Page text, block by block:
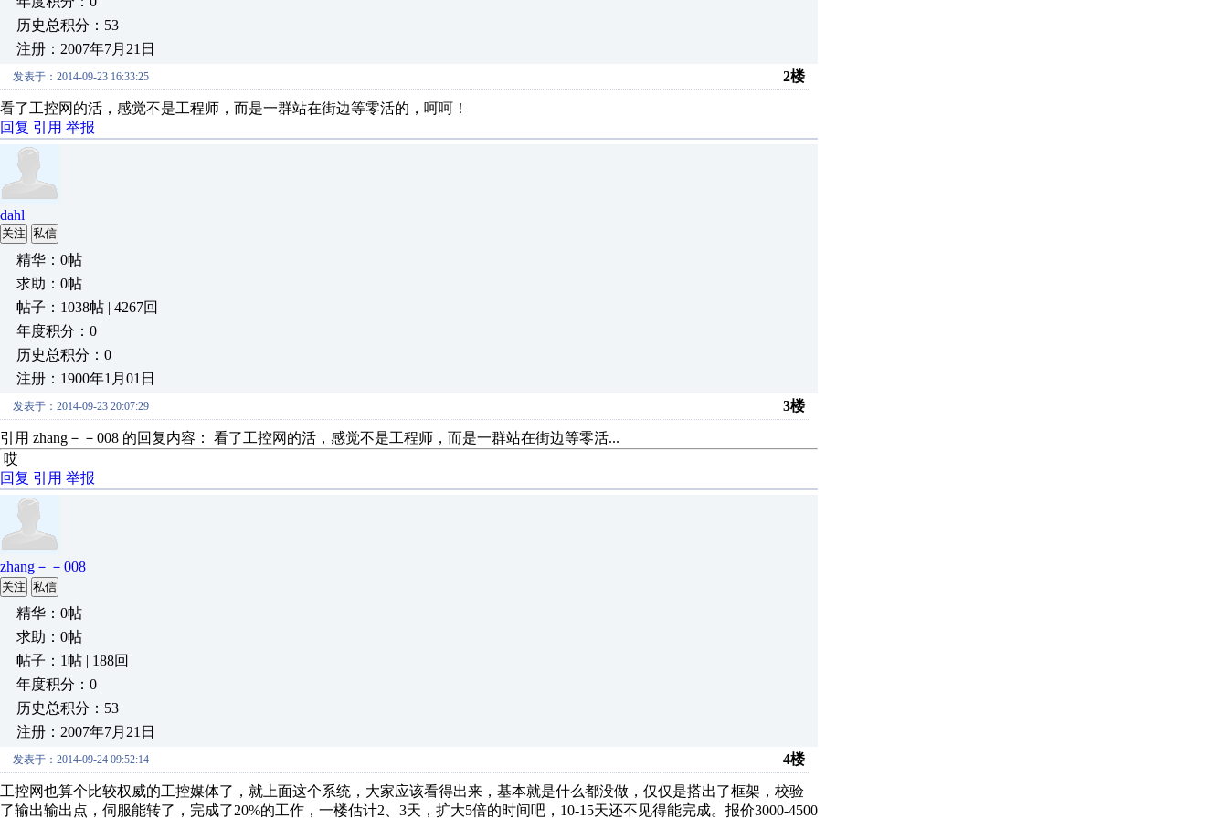
历史总积分：53
注册：2007年7月21日
发表于：2014-09-23 16:33:25 2楼
看了工控网的活，感觉不是工程师，而是一群站在街边等零活的，呵呵！
回复 引用 举报
dahl
关注 私信
精华：0帖
求助：0帖
帖子：1038帖 | 4267回
年度积分：0
历史总积分：0
注册：1900年1月01日
发表于：2014-09-23 20:07:29 3楼
引用 zhang－－008 的回复内容： 看了工控网的活，感觉不是工程师，而是一群站在街边等零活...
哎
回复 引用 举报
zhang－－008
关注 私信
精华：0帖
求助：0帖
帖子：1帖 | 188回
年度积分：0
历史总积分：53
注册：2007年7月21日
发表于：2014-09-24 09:52:14 4楼
工控网也算个比较权威的工控媒体了，就上面这个系统，大家应该看得出来，基本就是什么都没做，仅仅是搭出了框架，校验
了输出输出点，伺服能转了，完成了20%的工作，一楼估计2、3天，扩大5倍的时间吧，10-15天还不见得能完成。报价3000-4500